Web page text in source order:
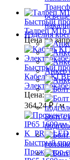
Изделия
Анкер
Болт с
Быстрый
Талреп М16
Цена по
Быстрый
Кабель
Цена:
364.24 ₽/ м
Быстрый
Прожектор